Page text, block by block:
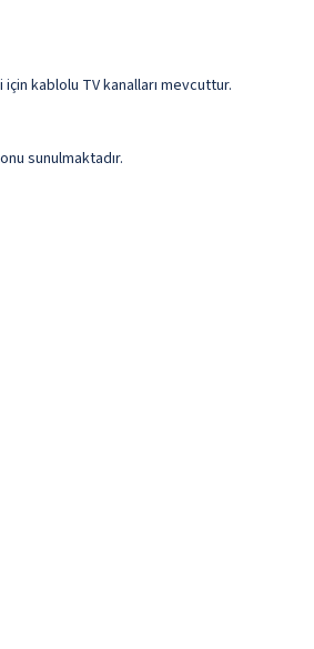
kablolu TV kanalları mevcuttur.
sunulmaktadır.